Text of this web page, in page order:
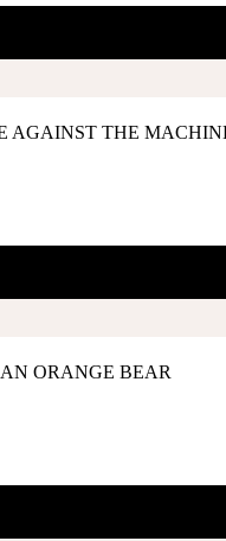
AGAINST THE
ORANGE BEAR